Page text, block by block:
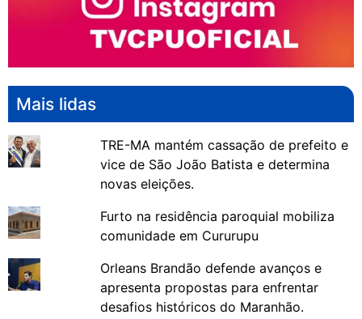
Mais lidas
TRE-MA mantém cassação de prefeito e
vice de São João Batista e determina
novas eleições.
Furto na residência paroquial mobiliza
comunidade em Cururupu
Orleans Brandão defende avanços e
apresenta propostas para enfrentar
desafios históricos do Maranhão.